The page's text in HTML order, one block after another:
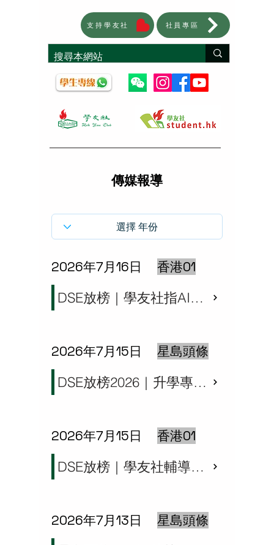
支持學友社 社員專區
傳媒報導
2026年7月16日 香港01
DSE放榜｜學友社指AI改變JUPAS選科趨勢 籲勿盲報：重點想唔想讀
2026年7月15日 星島頭條
DSE放榜2026｜升學專家分析5大分數情況出路 預計幾多分可穩入「八大」？
2026年7月15日 香港01
DSE放榜｜學友社輔導熱線接獲逾百求助 關注選科策略副學士課程
2026年7月13日 星島頭條